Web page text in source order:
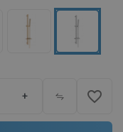
+ favorite_border